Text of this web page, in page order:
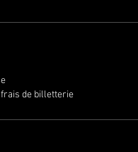
frais de billetterie